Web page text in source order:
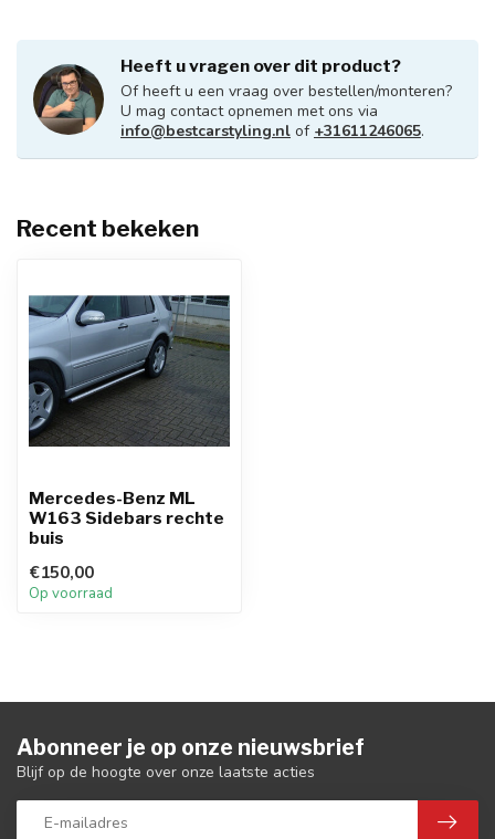
Heeft u vragen over dit product?
Of heeft u een vraag over bestellen/monteren?
U mag contact opnemen met ons via
info@bestcarstyling.nl of +31611246065.
Recent bekeken
Mercedes-Benz ML
W163 Sidebars rechte
buis
€150,00
Op voorraad
Abonneer je op onze nieuwsbrief
Blijf op de hoogte over onze laatste acties